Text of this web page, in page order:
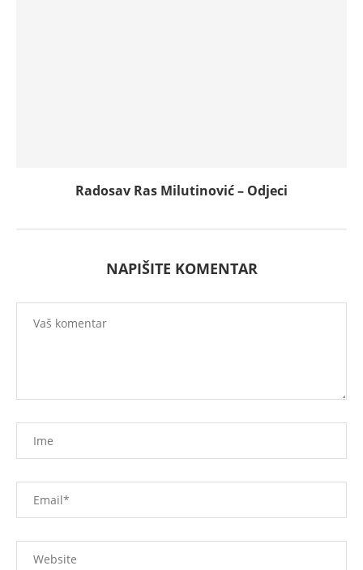
Radosav Ras Milutinović – Odjeci
NAPIŠITE KOMENTAR